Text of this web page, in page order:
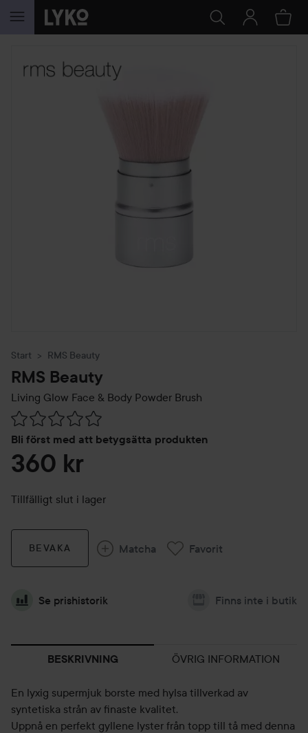
HOPPA TILL INNEHÅLLET
Start RMS Beauty
RMS Beauty
Living Glow Face & Body Powder Brush
Bli först med att betygsätta produkten
Hoppa till Betyg & kommentarer
360 kr
Tillfälligt slut i lager
BEVAKA Matcha Favorit
Se prishistorik Finns inte i butik
BESKRIVNING ÖVRIG INFORMATION
En lyxig supermjuk borste med hylsa tillverkad av
syntetiska strån av finaste kvalitet.
Uppnå en perfekt gyllene lyster från topp till tå med denna